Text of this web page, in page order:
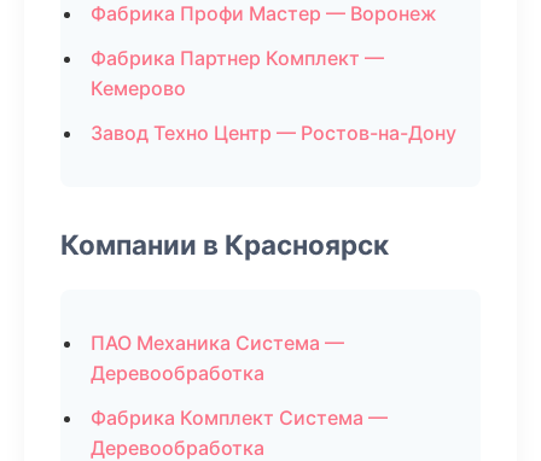
Фабрика Профи Мастер — Воронеж
Фабрика Партнер Комплект —
Кемерово
Завод Техно Центр — Ростов-на-Дону
Компании в Красноярск
ПАО Механика Система —
Деревообработка
Фабрика Комплект Система —
Деревообработка